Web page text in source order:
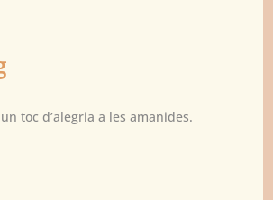
toc d’alegria a les amanides.